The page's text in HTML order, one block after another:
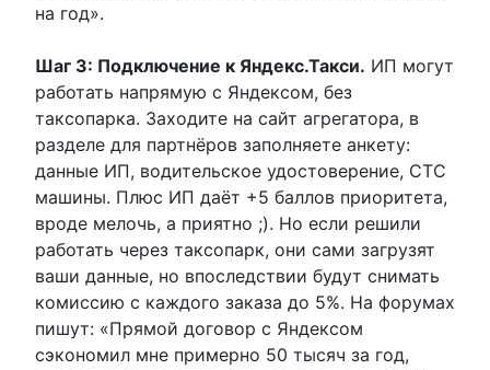
на год».
Шаг 3: Подключение к Яндекс.Такси. ИП могут
работать напрямую с Яндексом, без
таксопарка. Заходите на сайт агрегатора, в
разделе для партнёров заполняете анкету:
данные ИП, водительское удостоверение, СТС
машины. Плюс ИП даёт +5 баллов приоритета,
вроде мелочь, а приятно ;). Но если решили
работать через таксопарк, они сами загрузят
ваши данные, но впоследствии будут снимать
комиссию с каждого заказа до 5%. На форумах
пишут: «Прямой договор с Яндексом
сэкономил мне примерно 50 тысяч за год,